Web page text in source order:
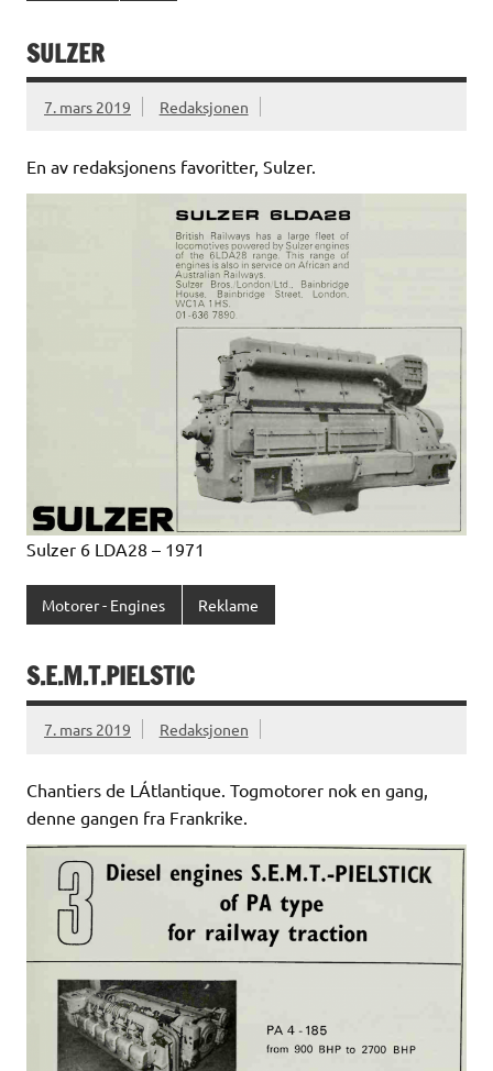
SULZER
7. mars 2019 Redaksjonen
En av redaksjonens favoritter, Sulzer.
Sulzer 6 LDA28 – 1971
Motorer - Engines Reklame
S.E.M.T.PIELSTIC
7. mars 2019 Redaksjonen
Chantiers de LÁtlantique. Togmotorer nok en gang,
denne gangen fra Frankrike.